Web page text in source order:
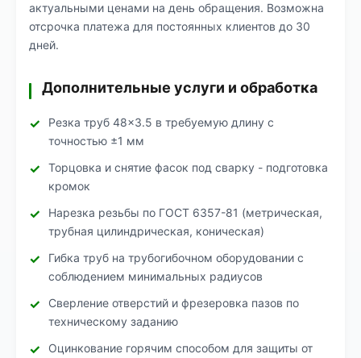
актуальными ценами на день обращения. Возможна
отсрочка платежа для постоянных клиентов до 30
дней.
Дополнительные услуги и обработка
Резка труб 48×3.5 в требуемую длину с
точностью ±1 мм
Торцовка и снятие фасок под сварку - подготовка
кромок
Нарезка резьбы по ГОСТ 6357-81 (метрическая,
трубная цилиндрическая, коническая)
Гибка труб на трубогибочном оборудовании с
соблюдением минимальных радиусов
Сверление отверстий и фрезеровка пазов по
техническому заданию
Оцинкование горячим способом для защиты от